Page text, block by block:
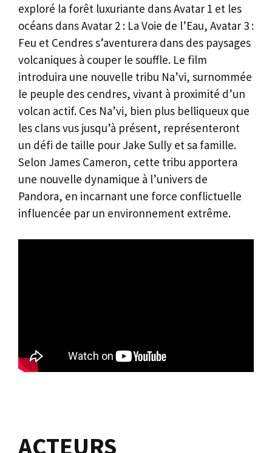
exploré la forêt luxuriante dans Avatar 1 et les
océans dans Avatar 2 : La Voie de l’Eau, Avatar 3 :
Feu et Cendres s’aventurera dans des paysages
volcaniques à couper le souffle. Le film
introduira une nouvelle tribu Na’vi, surnommée
le peuple des cendres, vivant à proximité d’un
volcan actif. Ces Na’vi, bien plus belliqueux que
les clans vus jusqu’à présent, représenteront
un défi de taille pour Jake Sully et sa famille.
Selon James Cameron, cette tribu apportera
une nouvelle dynamique à l’univers de
Pandora, en incarnant une force conflictuelle
influencée par un environnement extrême.
ACTEURS